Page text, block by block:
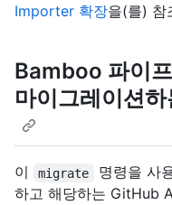
Importer 확장을(를) 참
Bamboo 파이
마이그레이션
이 migrate
명령을 사
하고 해당하는 GitHub